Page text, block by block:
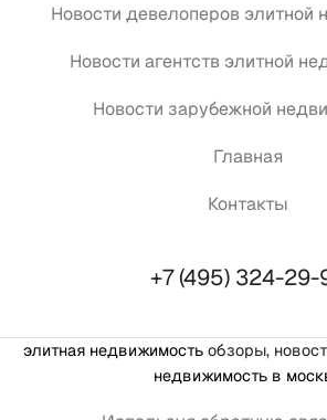
Новости девелоперов элитной
Новости агентств элитной
Новости зарубежной
Главная
Контакты
+7 (495) 324-29-
элитная недвижимость обзоры,
недвижимость в